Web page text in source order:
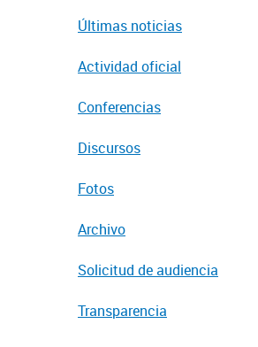
Últimas noticias
Actividad oficial
Conferencias
Discursos
Fotos
Archivo
Solicitud de audiencia
Transparencia